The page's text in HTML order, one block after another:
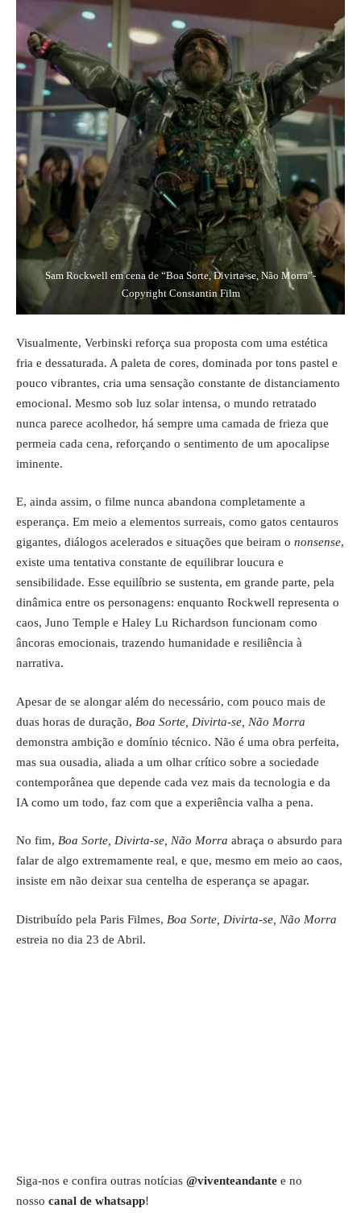
Sam Rockwell em cena de “Boa Sorte, Divirta-se, Não Morra”-
Copyright Constantin Film
Visualmente, Verbinski reforça sua proposta com uma estética
fria e dessaturada. A paleta de cores, dominada por tons pastel e
pouco vibrantes, cria uma sensação constante de distanciamento
emocional. Mesmo sob luz solar intensa, o mundo retratado
nunca parece acolhedor, há sempre uma camada de frieza que
permeia cada cena, reforçando o sentimento de um apocalipse
iminente.
E, ainda assim, o filme nunca abandona completamente a
esperança. Em meio a elementos surreais, como gatos centauros
gigantes, diálogos acelerados e situações que beiram o nonsense,
existe uma tentativa constante de equilibrar loucura e
sensibilidade. Esse equilíbrio se sustenta, em grande parte, pela
dinâmica entre os personagens: enquanto Rockwell representa o
caos, Juno Temple e Haley Lu Richardson funcionam como
âncoras emocionais, trazendo humanidade e resiliência à
narrativa.
Apesar de se alongar além do necessário, com pouco mais de
duas horas de duração, Boa Sorte, Divirta-se, Não Morra
demonstra ambição e domínio técnico. Não é uma obra perfeita,
mas sua ousadia, aliada a um olhar crítico sobre a sociedade
contemporânea que depende cada vez mais da tecnologia e da
IA como um todo, faz com que a experiência valha a pena.
No fim, Boa Sorte, Divirta-se, Não Morra abraça o absurdo para
falar de algo extremamente real, e que, mesmo em meio ao caos,
insiste em não deixar sua centelha de esperança se apagar.
Distribuído pela Paris Filmes, Boa Sorte, Divirta-se, Não Morra
estreia no dia 23 de Abril.
Siga-nos e confira outras notícias @viventeandante e no
nosso canal de whatsapp!